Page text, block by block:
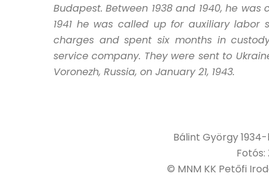
Budapest. Between 1938 and 1940, he
1941 he was called up for auxiliary labor
charges and spent six months in
service company. They were sent to
Voronezh, Russia, on January 21, 1943.
Bálint György
© MNM KK Petőfi